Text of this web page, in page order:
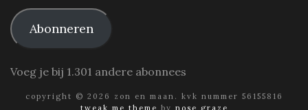
Abonneren
Voeg je bij 1.301 andere abonnees
copyright © 2026 zon en maan. kvk nummer 56155816
tweak me theme by nose graze